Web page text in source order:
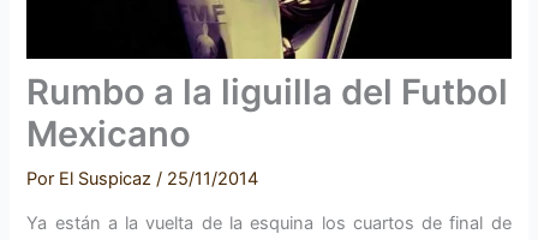
Rumbo a la liguilla del Futbol
Mexicano
Por El Suspicaz/ 25/11/2014
Ya están a la vuelta de la esquina los cuartos de final de